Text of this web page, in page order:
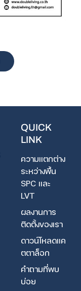
QUICK
LINK
ความแตกต่าง
ระหว่างพื้น
SPC และ
LVT
ผลงานการ
ติดตั้งของเรา
ดาวน์โหลดแค
ตตาล็อก
คำถามที่พบ
บ่อย